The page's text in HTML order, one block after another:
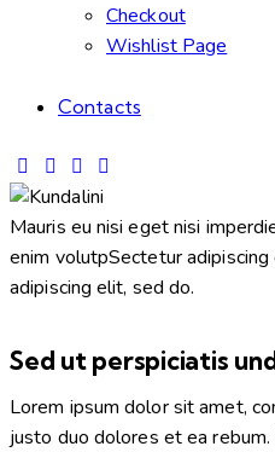
Checkout
Wishlist Page
Contacts
Mauris eu nisi eget nisi
enim volutpSectetur
adipiscing elit, sed do.
Sed ut perspiciatis
Lorem ipsum dolor sit amet,
justo duo dolores et ea